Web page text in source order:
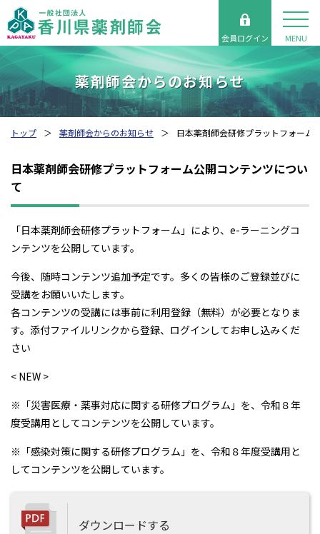
会員ログイン MENU
薬剤師会からのお知らせ
トップ 薬剤師会からのお知らせ 日本薬剤師会研修プラットフォーム
日本薬剤師会研修プラットフォーム公開コンテンツについ
て
「日本薬剤師会研修プラットフォーム」により、e-ラーニングコ
ンテンツを公開しています。
今後、随時コンテンツ追加予定です。多くの皆様のご登録並びに
受講をお願いいたします。
各コンテンツの受講には事前に利用登録（無料）が必要となりま
す。添付ファイルリンクから登録、ログインしてお申し込みくだ
さい
< NEW >
※「災害医療・薬事対応に関する研修プログラム」を、令和８年
度受講用としてコンテンツを公開しています。
※「感染対策に関する研修プログラム」を、令和８年度受講用と
してコンテンツを公開しています。
ダウンロードする